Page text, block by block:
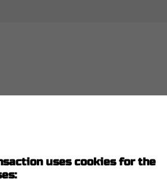
performances depuis le début
, qui est une véritable
uses cookies for the